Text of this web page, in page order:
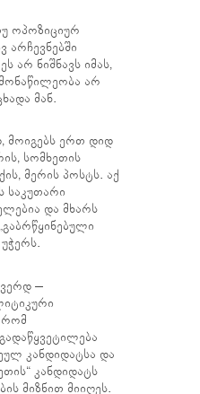
ოპოზიციურ
არჩევნებში
არ ნიშნავს იმას,
არ
მან.
მოიგებს ერთ დიდ
სომხეთის
მერის პოსტს. აქ
საკუთარი
და მხარს
–
რომ
კანდიდატსა და
კანდიდატს
მიზნით მიიღეს.